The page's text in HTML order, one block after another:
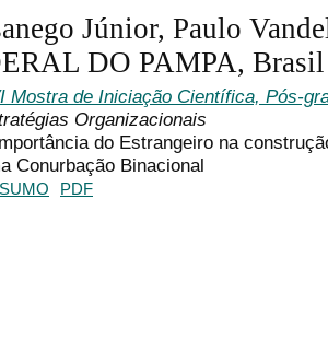
Júnior, Paulo
DO PAMPA, Brasil
Mostra de Iniciação Científica, Pós-
Organizacionais
do Estrangeiro na
Conurbação Binacional
PDF